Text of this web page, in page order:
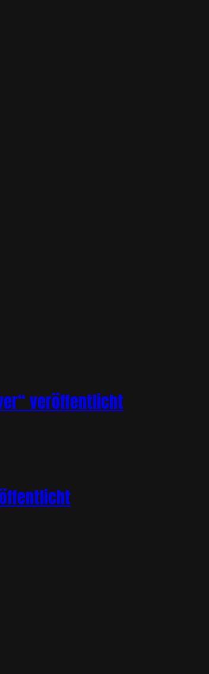
veröffentlicht